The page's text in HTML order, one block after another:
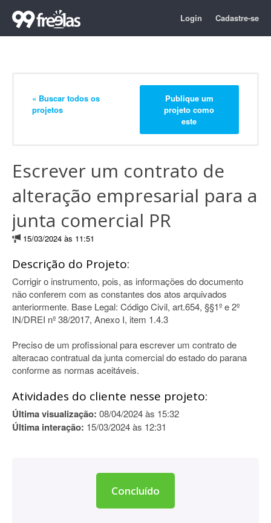
Login Cadastre-se
« Buscar todos os
projetos
Publique um
projeto como
este
Escrever um contrato de
alteração empresarial para a
junta comercial PR
15/03/2024 às 11:51
Descrição do Projeto:
Corrigir o instrumento, pois, as informações do documento
não conferem com as constantes dos atos arquivados
anteriormente. Base Legal: Código Civil, art.654, §§1º e 2º
IN/DREI nº 38/2017, Anexo I, item 1.4.3
Preciso de um profissional para escrever um contrato de
alteracao contratual da junta comercial do estado do parana
conforme as normas aceitáveis.
Atividades do cliente nesse projeto:
Última visualização: 08/04/2024 às 15:32
Última interação: 15/03/2024 às 12:31
Concluído